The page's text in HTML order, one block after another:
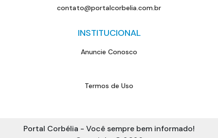
contato@portalcorbelia.com.br
INSTITUCIONAL
Anuncie Conosco
Termos de Uso
Portal Corbélia - Você sempre bem informado!